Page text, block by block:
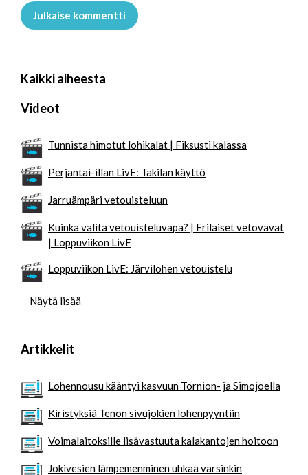
Julkaise kommentti
Kaikki aiheesta
Videot
Tunnista himotut lohikalat | Fiksusti kalassa
Perjantai-illan LivE: Takilan käyttö
Jarruämpäri vetouisteluun
Kuinka valita vetouisteluvapa? | Erilaiset vetovavat
| Loppuviikon LivE
Loppuviikon LivE: Järvilohen vetouistelu
Näytä lisää
Artikkelit
Lohennousu kääntyi kasvuun Tornion- ja Simojoella
Kiristyksiä Tenon sivujokien lohenpyyntiin
Voimalaitoksille lisävastuuta kalakantojen hoitoon
Jokivesien lämpemenminen uhkaa varsinkin